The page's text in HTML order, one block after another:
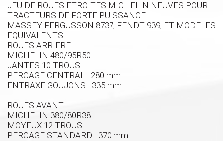
JEU DE ROUES ETROITES MICHELIN NEUVES POUR
TRACTEURS DE FORTE PUISSANCE :
MASSEY FERGUSSON 8737, FENDT 939, ET MODELES
EQUIVALENTS
ROUES ARRIERE :
MICHELIN 480/95R50
JANTES 10 TROUS
PERCAGE CENTRAL : 280 mm
ENTRAXE GOUJONS : 335 mm
ROUES AVANT :
MICHELIN 380/80R38
MOYEUX 12 TROUS
PERCAGE STANDARD : 370 mm